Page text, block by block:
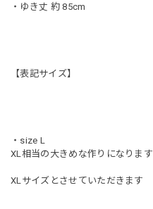
・ゆき丈 約 85cm
【表記サイズ】
・size L
XL相当の大きめな作りになります
XLサイズとさせていただきます